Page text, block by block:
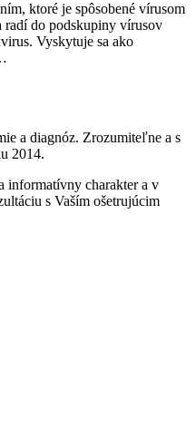
ktoré je spôsobené vírusom
radí do podskupiny vírusov
Vyskytuje sa ako
a diagnóz. Zrozumiteľne a s
2014.
informatívny charakter a v
s Vaším ošetrujúcim